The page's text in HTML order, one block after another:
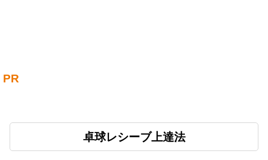
PR
卓球レシーブ上達法